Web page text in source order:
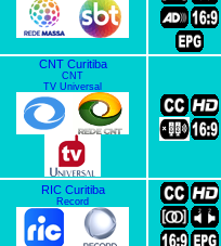
CNT Curitiba
CNT
TV Universal
RIC Curitiba
Record